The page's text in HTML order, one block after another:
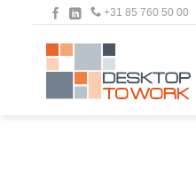
+31 85 760 50 00